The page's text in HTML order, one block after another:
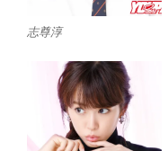
志尊淳